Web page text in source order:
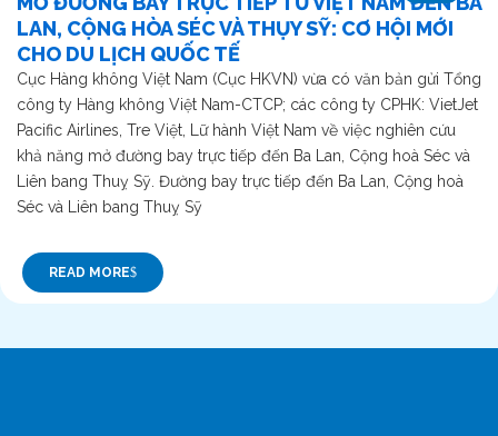
LAN, CỘNG HÒA SÉC VÀ THỤY SỸ: CƠ HỘI MỚI
CHO DU LỊCH QUỐC TẾ
Cục Hàng không Việt Nam (Cục HKVN) vừa có văn bản gửi Tổng
công ty Hàng không Việt Nam-CTCP; các công ty CPHK: VietJet
Pacific Airlines, Tre Việt, Lữ hành Việt Nam về việc nghiên cứu
khả năng mở đường bay trực tiếp đến Ba Lan, Cộng hoà Séc và
Liên bang Thuỵ Sỹ. Đường bay trực tiếp đến Ba Lan, Cộng hoà
Séc và Liên bang Thuỵ Sỹ
READ MORE